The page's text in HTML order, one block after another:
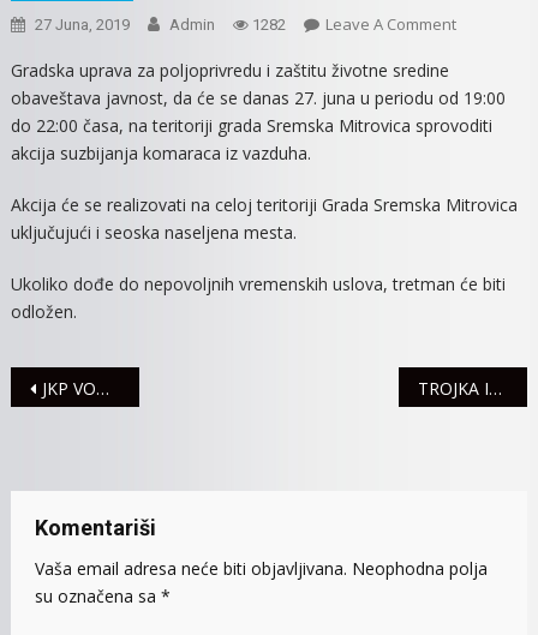
27 Juna, 2019 Admin 1282 Leave A CommentOn
PONOVO
PRSKAJU
Gradska uprava za poljoprivredu i zaštitu životne sredine
obaveštava javnost, da će se danas 27. juna u periodu od 19:00
do 22:00 časa, na teritoriji grada Sremska Mitrovica sprovoditi
akcija suzbijanja komaraca iz vazduha.
Akcija će se realizovati na celoj teritoriji Grada Sremska Mitrovica
uključujući i seoska naseljena mesta.
Ukoliko dođe do nepovoljnih vremenskih uslova, tretman će biti
odložen.
Navigacija
JKP VODOVOD: RADNO U ŽELEZNIČKOJ ULICI TROJKA IZ BLOKA 30. JUNA NA PLAŽI
Komentariši
Vaša email adresa neće biti objavljivana. Neophodna polja
su označena sa *